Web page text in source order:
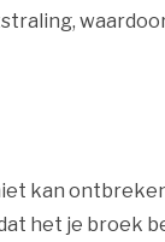
kan
het je broek